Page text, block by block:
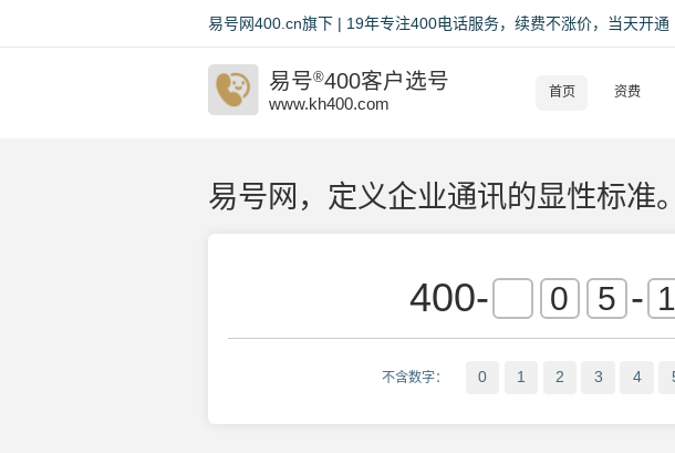
易号网400.cn旗下 | 19年专注400电话服务，续费不涨价，当天开通
易号®400客户选号
www.kh400.com
首页 资费
易号网，定义企业通讯的显性标准。​
400- -
不含数字： 0 1 2 3 4